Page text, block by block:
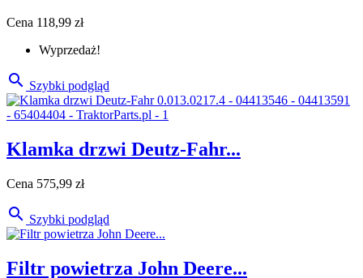
Cena 118,99 zł
Wyprzedaż!
 Szybki podgląd
Klamka drzwi Deutz-Fahr...
Cena 575,99 zł
 Szybki podgląd
Filtr powietrza John Deere...